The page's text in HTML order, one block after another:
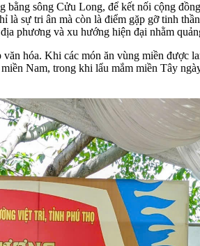
sông Cửu Long, để kết nối cộng
sự tri ân mà còn là điểm gặp gỡ tinh
phương và xu hướng hiện đại nhằm
hóa. Khi các món ăn vùng miền được
Nam, trong khi lẩu mắm miền Tây